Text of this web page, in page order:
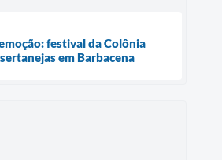
festival da Colônia
em Barbacena